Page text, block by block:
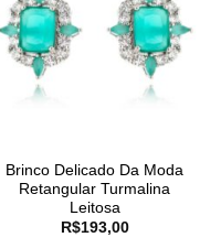
Brinco Delicado Da Moda
Retangular Turmalina
Leitosa
R$193,00